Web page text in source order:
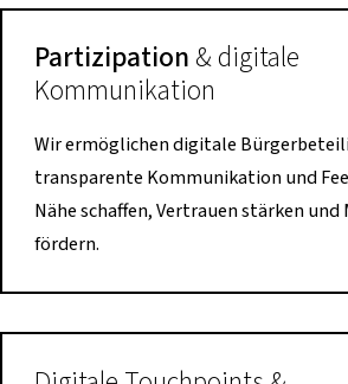
Partizipation & digitale
Kommunikation
Wir ermöglichen digitale
transparente Kommunikation und
Nähe schaffen, Vertrauen stärken
fördern.